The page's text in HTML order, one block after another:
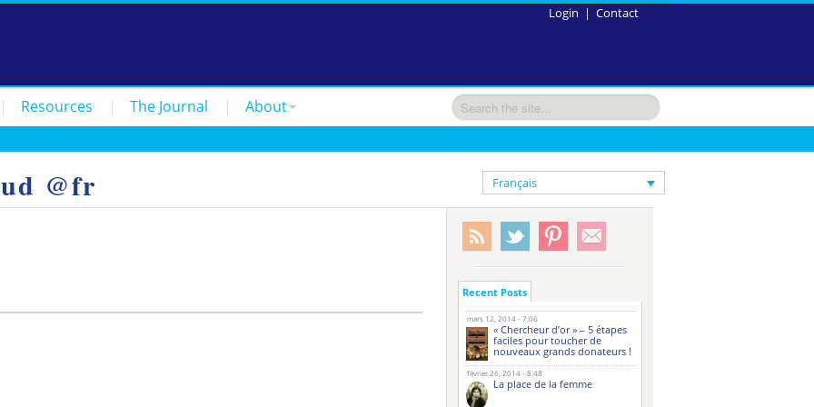
Contact
|
Login
Resources The Journal About
@fr Français
Recent Posts
mars 12, 2014 - 7:06
« Chercheur d’or » – 5 étapes
faciles pour toucher de
nouveaux grands donateurs !
février 26, 2014 - 8:48
La place de la femme